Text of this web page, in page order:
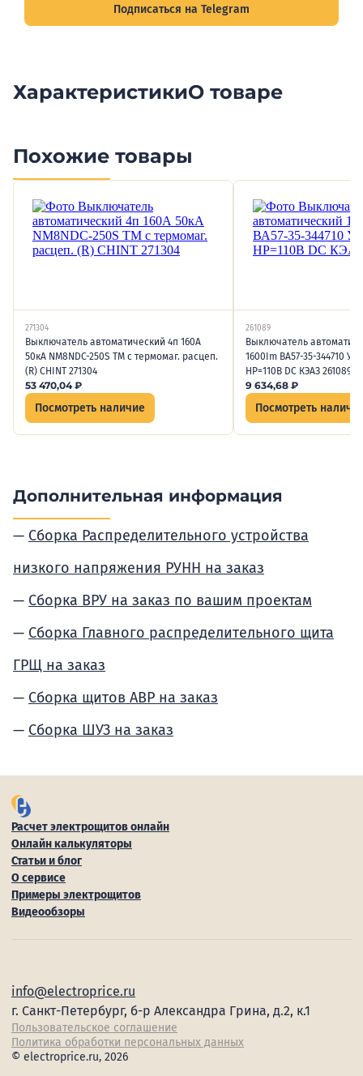
Подписаться на Telegram
ХарактеристикиО товаре
Похожие товары
271304
Выключатель автоматический 4п 160А
50кА NM8NDC-250S TM с термомаг. расцеп.
(R) CHINT 271304
53 470,04₽
Посмотреть наличие
261089
Выключатель
1600Im ВА57-35-344710
НР=110В DC КЭАЗ 261089
9 634,68 ₽
Посмотреть
Дополнительная информация
Сборка Распределительного устройства
низкого напряжения РУНН на заказ
Сборка ВРУ на заказ по вашим проектам
Сборка Главного распределительного щита
ГРЩ на заказ
Сборка щитов АВР на заказ
Сборка ШУЗ на заказ
Расчет электрощитов онлайн
Онлайн калькуляторы
Статьи и блог
О сервисе
Примеры электрощитов
Видеообзоры
info@electroprice.ru
г. Санкт-Петербург, б-р Александра Грина, д.2, к.1
Пользовательское соглашение
Политика обработки персональных данных
© electroprice.ru, 2026